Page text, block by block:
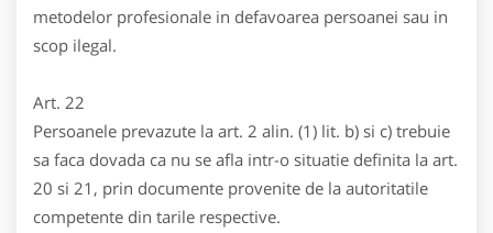
metodelor profesionale in defavoarea persoanei sau in
scop ilegal.
Art. 22
Persoanele prevazute la art. 2 alin. (1) lit. b) si c) trebuie
sa faca dovada ca nu se afla intr-o situatie definita la art.
20 si 21, prin documente provenite de la autoritatile
competente din tarile respective.